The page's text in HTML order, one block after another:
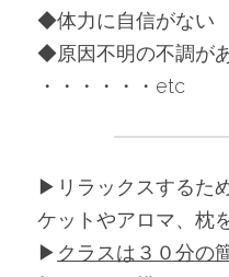
◆体力に自信がない
◆原因不明の不調が
・・・・・・etc
▶︎リラックスするた
ケットやアロマ、枕
▶︎ クラスは３０分の